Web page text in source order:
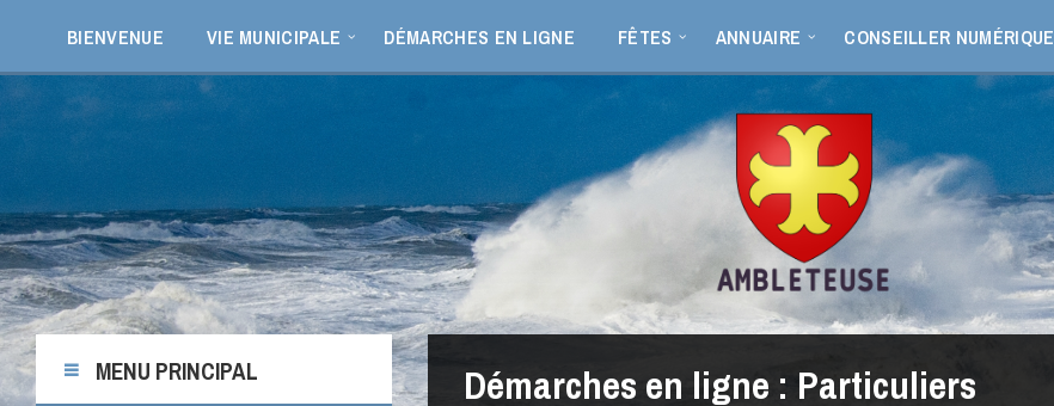
barre
latérale
de
page
BIENVENUE VIE MUNICIPALE DÉMARCHES EN LIGNE FÊTES ANNUAIRE CONSEILLER NUMÉRIQUE
Démarches en ligne : Particuliers
MENU PRINCIPAL